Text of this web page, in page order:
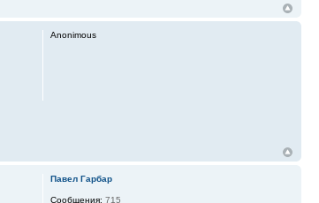
Anonimous
Павел Гарбар
Сообщения: 715